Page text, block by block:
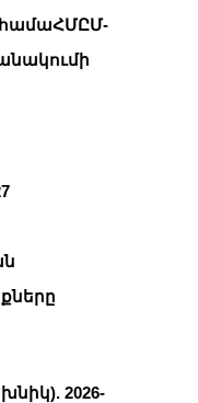
համաՀՄԸՄ-
2026-